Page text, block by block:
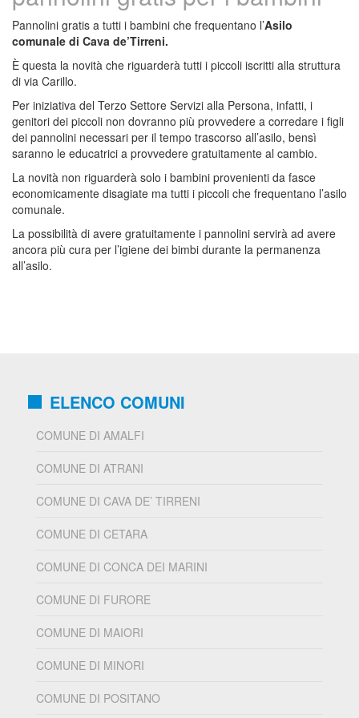
Pannolini gratis a tutti i bambini che frequentano l’Asilo
comunale di Cava de’Tirreni.
È questa la novità che riguarderà tutti i piccoli iscritti alla struttura
di via Carillo.
Per iniziativa del Terzo Settore Servizi alla Persona, infatti, i
genitori dei piccoli non dovranno più provvedere a corredare i figli
dei pannolini necessari per il tempo trascorso all’asilo, bensì
saranno le educatrici a provvedere gratuitamente al cambio.
La novità non riguarderà solo i bambini provenienti da fasce
economicamente disagiate ma tutti i piccoli che frequentano l’asilo
comunale.
La possibilità di avere gratuitamente i pannolini servirà ad avere
ancora più cura per l’igiene dei bimbi durante la permanenza
all’asilo.
ELENCO COMUNI
COMUNE DI AMALFI
COMUNE DI ATRANI
COMUNE DI CAVA DE’ TIRRENI
COMUNE DI CETARA
COMUNE DI CONCA DEI MARINI
COMUNE DI FURORE
COMUNE DI MAIORI
COMUNE DI MINORI
COMUNE DI POSITANO